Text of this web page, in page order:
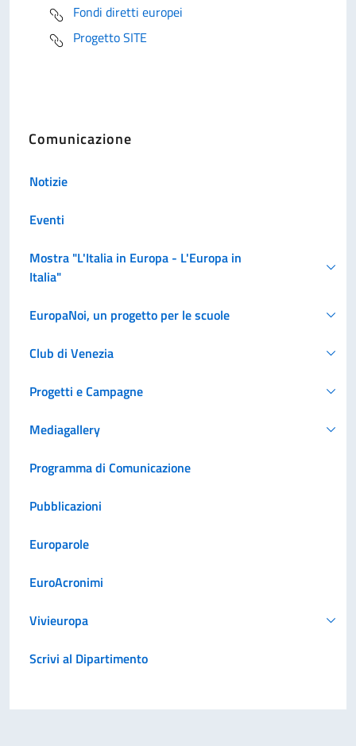
Fondi diretti europei
Progetto SITE
Comunicazione
Notizie
Eventi
Mostra "L'Italia in Europa - L'Europa in
Italia"
EuropaNoi, un progetto per le scuole
Club di Venezia
Progetti e Campagne
Mediagallery
Programma di Comunicazione
Pubblicazioni
Europarole
EuroAcronimi
Vivieuropa
Scrivi al Dipartimento